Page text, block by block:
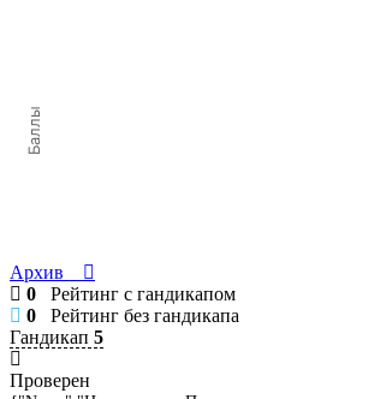
Баллы
Архив
0 Рейтинг с гандикапом
0 Рейтинг без гандикапа
Гандикап 5
Проверен